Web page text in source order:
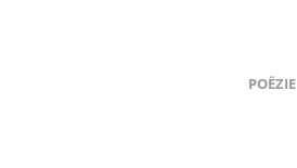
POËZIE